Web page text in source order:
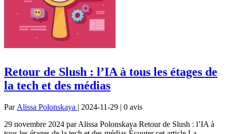
Retour de Slush : l’IA à tous les étages de
la tech et des médias
Par Alissa Polonskaya | 2024-11-29 | 0 avis
29 novembre 2024 par Alissa Polonskaya Retour de Slush : l’IA à